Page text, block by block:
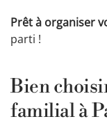
Prêt à organiser
parti !
Bien
familial à